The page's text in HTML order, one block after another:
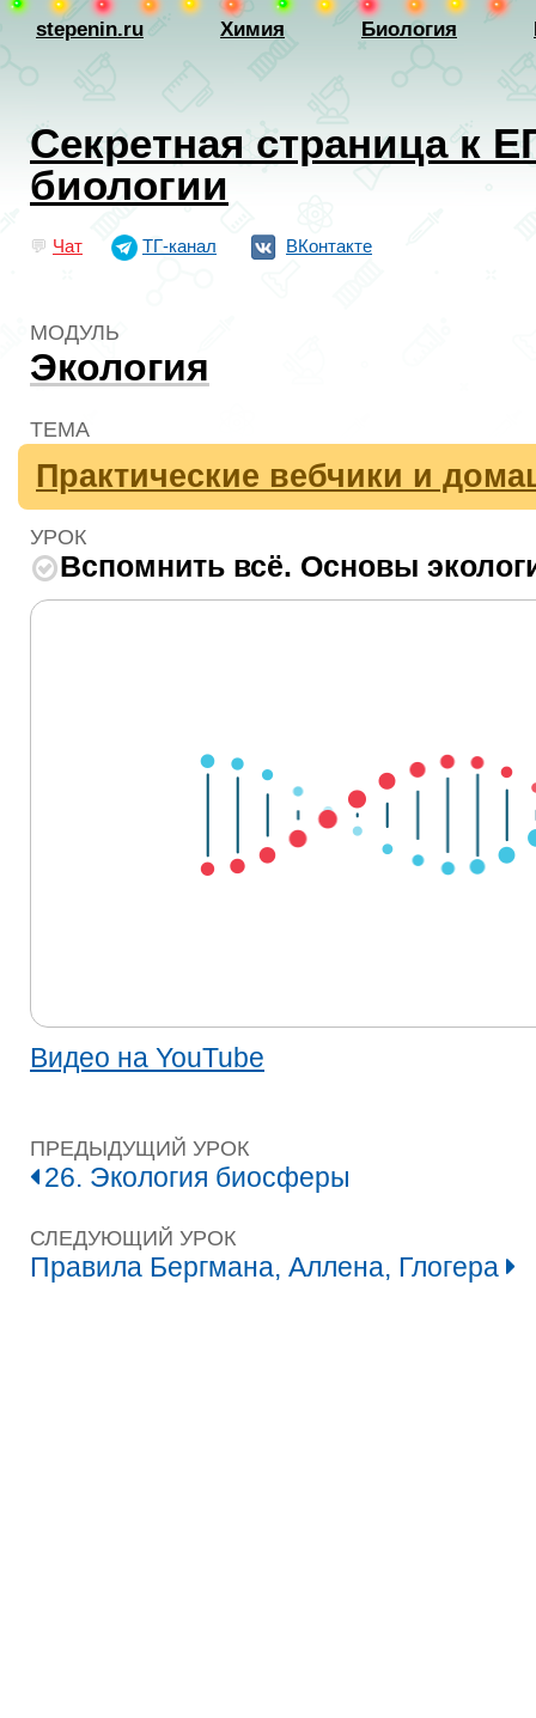
stepenin.ru Химия Биология
Секретная страница к
биологии
💬 Чат ТГ-канал ВКонтакте
МОДУЛЬ
Экология
ТЕМА
Практические вебчики и
УРОК
Вспомнить всё. Основы
Видео на YouTube
ПРЕДЫДУЩИЙ УРОК
26. Экология биосферы
СЛЕДУЮЩИЙ УРОК
Правила Бергмана, Аллена, Глогера